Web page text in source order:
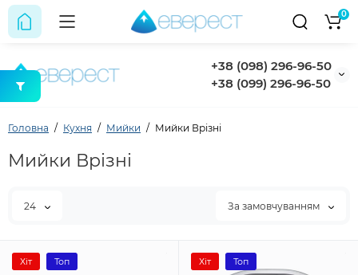
+38 (098) 296-96-50
+38 (099) 296-96-50
0
Головна Кухня Мийки Мийки Врізні
Мийки Врізні
24 За замовчуванням
Хіт Топ Хіт Топ